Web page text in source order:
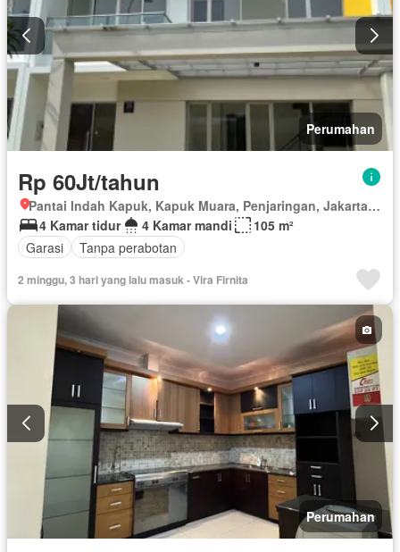
Perumahan
Rp 60Jt/tahun
Pantai Indah Kapuk, Kapuk Muara, Penjaringan, Jakarta Utara, Daerah Khusus Ibukota Jakarta
4 Kamar tidur
4 Kamar mandi
105 m²
Garasi
Tanpa perabotan
2 minggu, 3 hari yang lalu masuk - Vira Firnita
Perumahan